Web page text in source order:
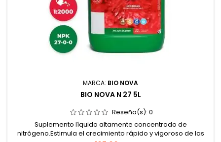
MARCA: BIO NOVA
BIO NOVA N 27 5L
Reseña(s): 0
Suplemento líquido altamente concentrado de
nitrógeno.Estimula el crecimiento rápido y vigoroso de las